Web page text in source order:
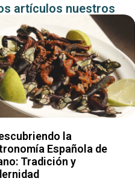
artículos nuestros
la
Española de
Tradición y